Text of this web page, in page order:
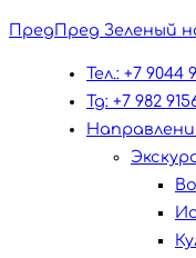
ПредПред Зеленый
Тел.: +7 9044
Tg: +7 982